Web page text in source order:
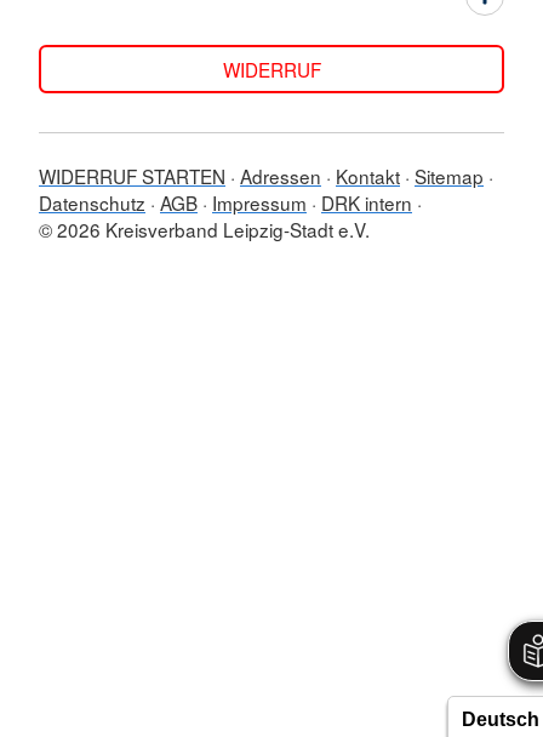
WIDERRUF
WIDERRUF STARTEN Adressen Kontakt Sitemap
Datenschutz AGB Impressum
DRK intern
© 2026 Kreisverband Leipzig-Stadt e.V.